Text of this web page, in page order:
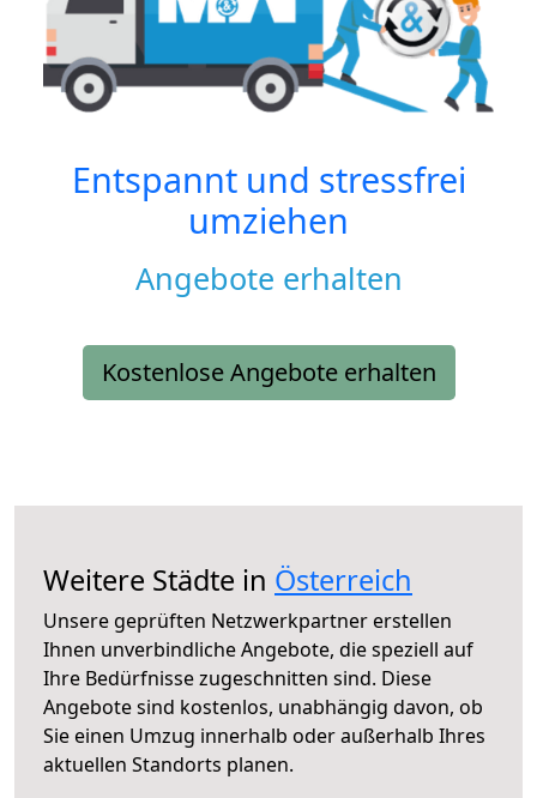
Entspannt und stressfrei
umziehen
Angebote erhalten
Kostenlose Angebote erhalten
Weitere Städte in Österreich
Unsere geprüften Netzwerkpartner erstellen
Ihnen unverbindliche Angebote, die speziell auf
Ihre Bedürfnisse zugeschnitten sind. Diese
Angebote sind kostenlos, unabhängig davon, ob
Sie einen Umzug innerhalb oder außerhalb Ihres
aktuellen Standorts planen.